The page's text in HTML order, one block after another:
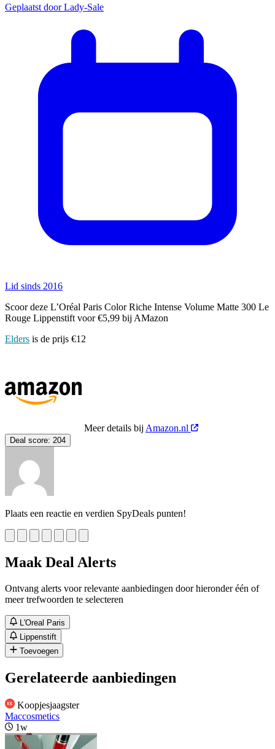
Geplaatst doorLady-Sale
Lid sinds 2016
Scoor deze L’Oréal Paris Color Riche Intense Volume Matte 300 Le
Rouge Lippenstift voor €5,99 bij AMazon
Elders is de prijs €12
Meer details bij Amazon.nl
Deal score: 204
Plaats een reactie en verdien SpyDeals punten!
Maak Deal Alerts
Ontvang alerts voor relevante aanbiedingen door hieronder één of
meer trefwoorden te selecteren
L'Oreal Paris
Lippenstift
Toevoegen
Gerelateerde aanbiedingen
Koopjesjaagster
Maccosmetics
1w